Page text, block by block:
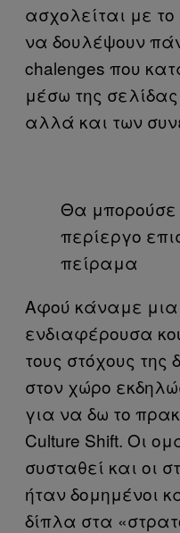
ασχολείται με το
να δουλέψουν
chalenges που
μέσω της
αλλά και των
Θα μπορούσε
περίεργο
πείραμα
Αφού κάναμε
ενδιαφέρουσα
τους στόχους
στον χώρο
για να δω το
Culture Shift. Οι
συσταθεί και οι
ήταν δομημένοι
δίπλα στα